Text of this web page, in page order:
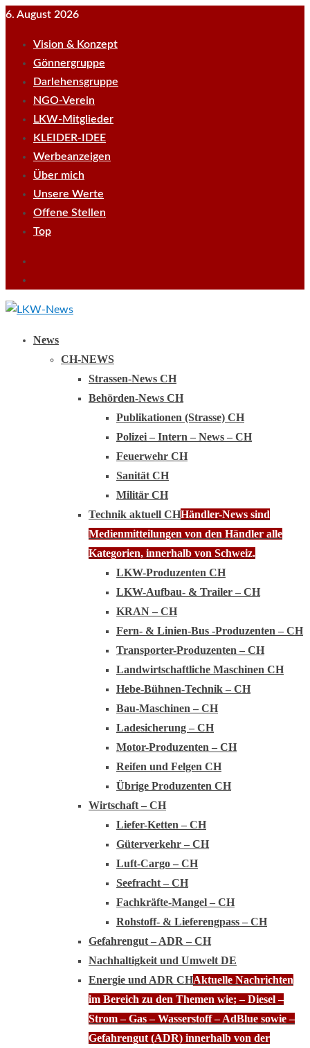
Skip
content
6. August 2026
Vision & Konzept
Gönnergruppe
Darlehensgruppe
NGO-Verein
LKW-Mitglieder
KLEIDER-IDEE
Werbeanzeigen
Über mich
Unsere Werte
Offene Stellen
Top
PrimaryNews
CH-NEWS
Strassen-News CH
Behörden-News CH
Publikationen (Strasse) CH
Polizei – Intern – News – CH
Feuerwehr CH
Sanität CH
Militär CH
Technik aktuell CHHändler-News sind
Medienmitteilungen von den Händler alle
Kategorien, innerhalb von Schweiz.
LKW-Produzenten CH
LKW-Aufbau- & Trailer – CH
KRAN – CH
Fern- & Linien-Bus -Produzenten – CH
Transporter-Produzenten – CH
Landwirtschaftliche Maschinen CH
Hebe-Bühnen-Technik – CH
Bau-Maschinen – CH
Ladesicherung – CH
Motor-Produzenten – CH
Reifen und Felgen CH
Übrige Produzenten CH
Wirtschaft – CH
Liefer-Ketten – CH
Güterverkehr – CH
Luft-Cargo – CH
Seefracht – CH
Fachkräfte-Mangel – CH
Rohstoff- & Lieferengpass – CH
Gefahrengut – ADR – CH
Nachhaltigkeit und Umwelt DE
Energie und ADR CHAktuelle Nachrichten
im Bereich zu den Themen wie; – Diesel –
Strom – Gas – Wasserstoff – AdBlue sowie –
Gefahrengut (ADR) innerhalb von der